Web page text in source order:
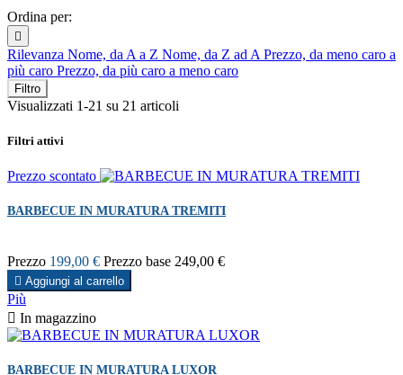
Ordina per:

Rilevanza Nome, da A a Z Nome, da Z ad A Prezzo, da meno caro a
più caro Prezzo, da più caro a meno caro
Filtro
Visualizzati 1-21 su 21 articoli
Filtri attivi
Prezzo scontato
BARBECUE IN MURATURA TREMITI
Prezzo 199,00 € Prezzo base 249,00 €
 Aggiungi al carrello
Più
 In magazzino
BARBECUE IN MURATURA LUXOR